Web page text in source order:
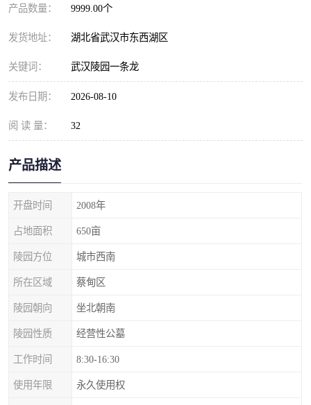
产品数量： 9999.00个
发货地址： 湖北省武汉市东西湖区
关键词： 武汉陵园一条龙
发布日期： 2026-08-10
阅 读 量： 32
产品描述
开盘时间 2008年
占地面积 650亩
陵园方位 城市西南
所在区域 蔡甸区
陵园朝向 坐北朝南
陵园性质 经营性公墓
工作时间 8:30-16:30
使用年限 永久使用权